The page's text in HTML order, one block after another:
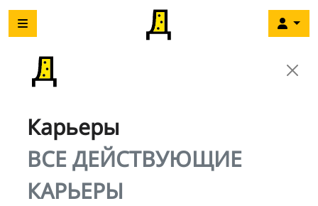
Карьеры
ВСЕ ДЕЙСТВУЮЩИЕ
КАРЬЕРЫ